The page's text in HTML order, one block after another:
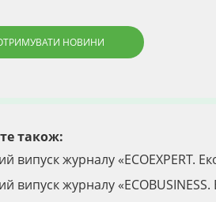
НОВИНИ
також:
випуск журналу «ECOEXPERT.
випуск журналу